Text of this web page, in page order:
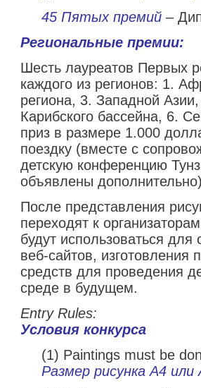
45 Пятых премий–
Региональные премии:
Шесть лауреатов Первых
каждого из регионов: 1.
региона, 3. Западной
Карибского бассейна, 6.
приз в размере 1.000
поездку (вместе с
детскую конференцию
объявлены
После представления
переходят к
будут использоваться
веб-сайтов, изготовления
средств для проведения
среде в будущем.
Entry Rules:
Условия конкурса
(1) Paintings must be
Размер рисунка А4 или